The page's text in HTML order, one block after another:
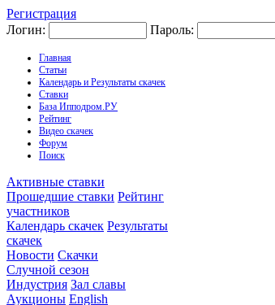
Регистрация
Логин:
Пароль:
Главная
Статьи
Календарь и Результаты скачек
Ставки
База Ипподром.РУ
Рейтинг
Видео скачек
Форум
Поиск
Активные ставки
Прошедшие ставки Рейтинг
участников
Календарь скачек Результаты
скачек
Новости Скачки
Случной сезон
Индустрия Зал славы
Аукционы English